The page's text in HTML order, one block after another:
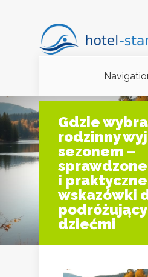
Gdzie
rodzinny
sezonem –
i praktyczne
wskazówki
dziećmi